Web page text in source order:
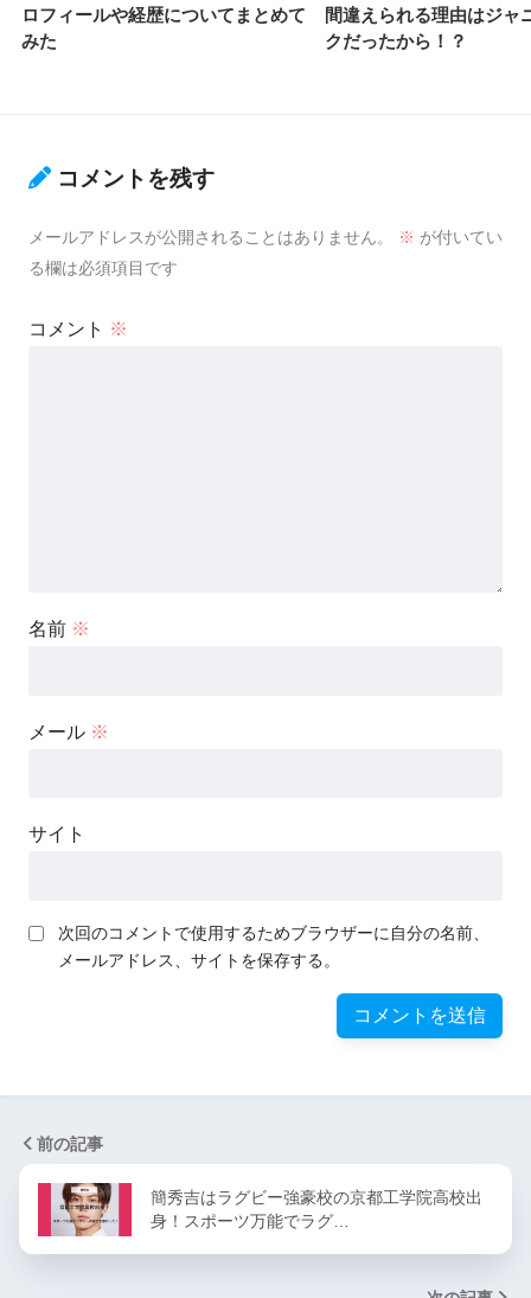
ロフィールや経歴についてまとめて
みた
間違えられる理由はジャ
クだったから！？
コメントを残す
メールアドレスが公開されることはありません。 ※ が付いてい
る欄は必須項目です
コメント ※
名前 ※
メール ※
サイト
次回のコメントで使用するためブラウザーに自分の名前、
メールアドレス、サイトを保存する。
前の記事
簡秀吉はラグビー強豪校の京都工学院高校出
身！スポーツ万能でラグ…